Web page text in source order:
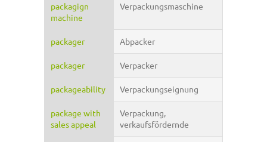
packagign
machine
Verpackungsmaschine
packager Abpacker
packager Verpacker
packageability Verpackungseignung
package with
sales appeal
Verpackung,
verkaufsfördernde